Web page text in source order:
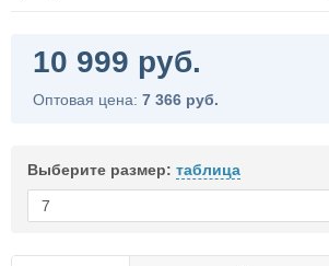
10 999 руб.
Оптовая цена: 7 366 руб.
Выберите размер: таблица